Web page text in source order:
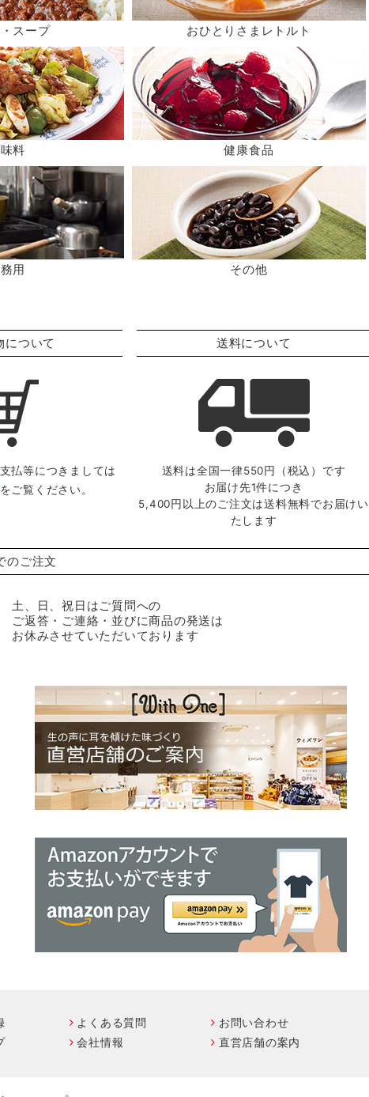
スープ おひとりさまレトルト
料 健康食品
用 その他
について
払等につきましては
をご覧ください。
送料について
送料は全国一律550円（税込）です
お届け先1件につき
5,400円以上のご注文は送料無料でお届けい
たします
のご注文
土、日、祝日はご質問への
ご返答・ご連絡・並びに商品の発送は
お休みさせていただいております
よくある質問
お問い合わせ
会社情報 直営店舗の案内